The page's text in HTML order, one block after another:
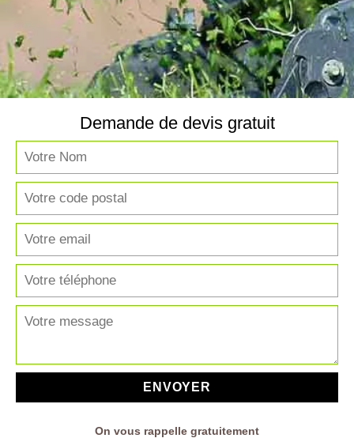
Demande de devis gratuit
On vous rappelle gratuitement